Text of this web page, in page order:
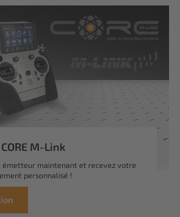
M-Link
émetteur maintenant et recevez votre
personnalisé !